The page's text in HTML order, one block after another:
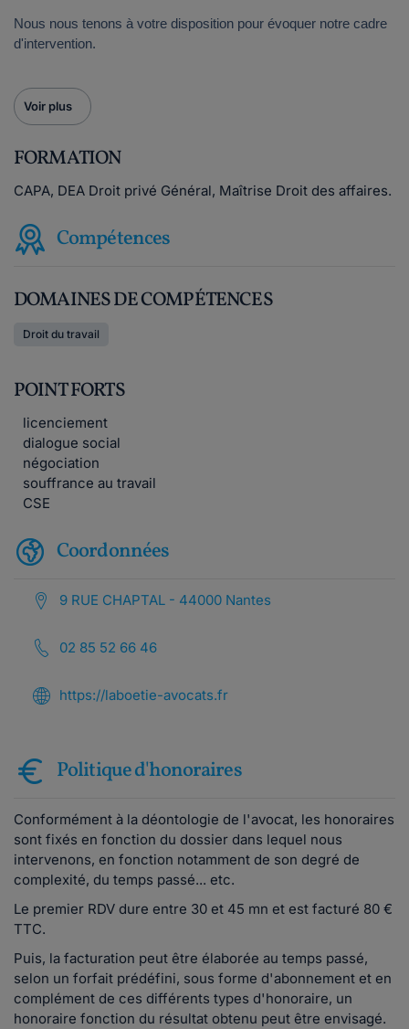
Nous nous tenons à votre disposition pour évoquer notre cadre
d'intervention.
Voir plus
FORMATION
CAPA, DEA Droit privé Général, Maîtrise Droit des affaires.
Compétences
DOMAINES DE COMPÉTENCES
Droit du travail
POINT FORTS
licenciement
dialogue social
négociation
souffrance au travail
CSE
Coordonnées
9 RUE CHAPTAL - 44000 Nantes
02 85 52 66 46
https://laboetie-avocats.fr
Politique d'honoraires
Conformément à la déontologie de l'avocat, les honoraires
sont fixés en fonction du dossier dans lequel nous
intervenons, en fonction notamment de son degré de
complexité, du temps passé... etc.
Le premier RDV dure entre 30 et 45 mn et est facturé 80 €
TTC.
Puis, la facturation peut être élaborée au temps passé,
selon un forfait prédéfini, sous forme d'abonnement et en
complément de ces différents types d'honoraire, un
honoraire fonction du résultat obtenu peut être envisagé.